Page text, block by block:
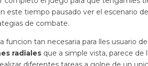
este tiempo pausado ver el escenario
de combate.
tan necesaria para lles usuario
radiales que a simple vista, parece de